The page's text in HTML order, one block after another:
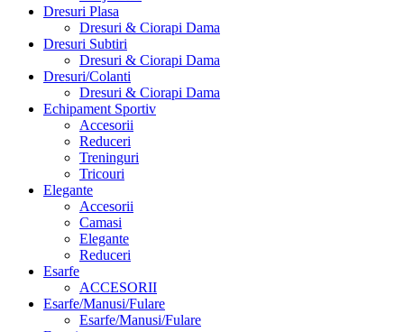
Dresuri Plasa
Dresuri & Ciorapi Dama
Dresuri Subtiri
Dresuri & Ciorapi Dama
Dresuri/Colanti
Dresuri & Ciorapi Dama
Echipament Sportiv
Accesorii
Reduceri
Treninguri
Tricouri
Elegante
Accesorii
Camasi
Elegante
Reduceri
Esarfe
ACCESORII
Esarfe/Manusi/Fulare
Esarfe/Manusi/Fulare